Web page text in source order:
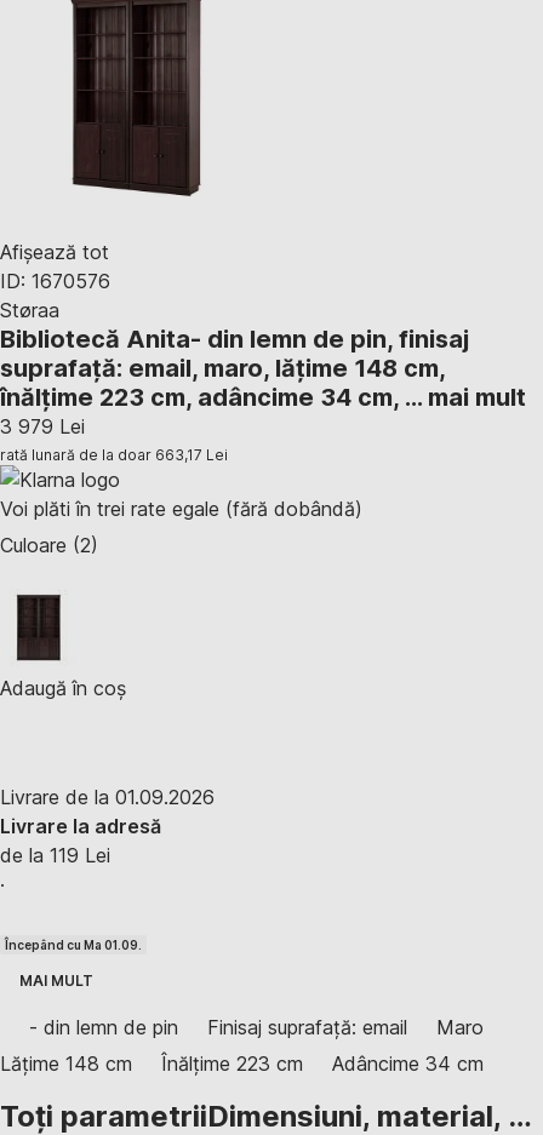
Afișează tot
ID: 1670576
Støraa
Bibliotecă Anita- din lemn de pin, finisaj
suprafață: email, maro, lățime 148 cm,
înălțime 223 cm, adâncime 34 cm, … mai mult
3 979 Lei
rată lunară de la doar 663,17 Lei
Voi plăti în trei rate egale (fără dobândă)
Culoare (2)
Adaugă în coș
Livrare de la 01.09.2026
Livrare la adresă
de la 119 Lei
·
Începând cu Ma 01.09.
MAI MULT
- din lemn de pin Finisaj suprafață: email
Maro
Lățime 148 cm
Înălțime 223 cm Adâncime 34 cm
Toți parametriiDimensiuni, material, …